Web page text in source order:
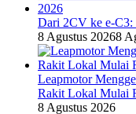
Dari 2CV ke e-
8 Agustus 20268
Leapmotor
Rakit Lokal Mulai
8 Agustus 2026